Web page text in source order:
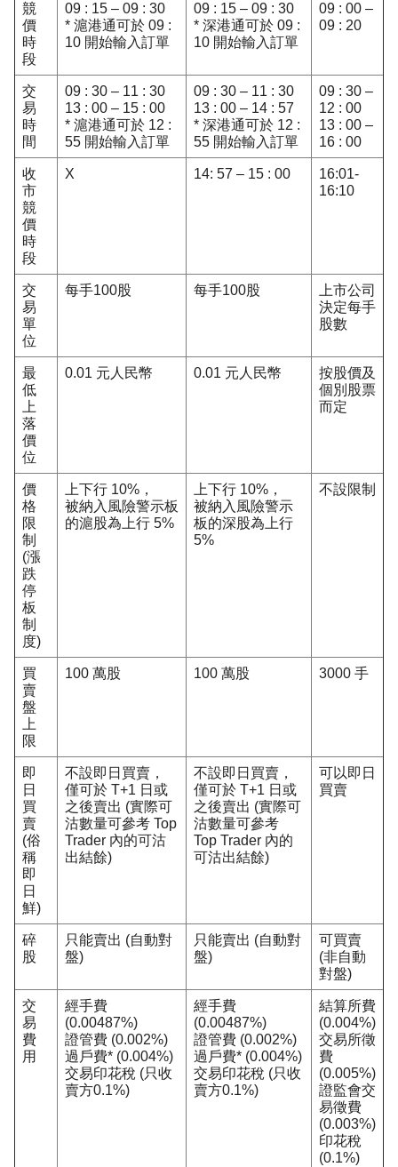
競
價
時
段
09 : 15 – 09 : 30
* 滬港通可於 09 :
10 開始輸入訂單
09 : 15 – 09 : 30
* 深港通可於 09 :
10 開始輸入訂單
09 : 00 –
09 : 20
交
易
時
間
09 : 30 – 11 : 30
13 : 00 – 15 : 00
* 滬港通可於 12 :
55 開始輸入訂單
09 : 30 – 11 : 30
13 : 00 – 14 : 57
* 深港通可於 12 :
55 開始輸入訂單
09 : 30 –
12 : 00
13 : 00 –
16 : 00
收
市
競
價
時
段
X 14: 57 – 15 : 00
16:01-
16:10
交
易
單
位
每手100股 每手100股
上市公司
決定每手
股數
最
低
上
落
價
位
0.01 元人民幣 0.01 元人民幣
按股價及
個別股票
而定
價
格
限
制
(漲
跌
停
板
制
度)
上下行 10%，
被納入風險警示板
的滬股為上行 5%
上下行 10%，
被納入風險警示
板的深股為上行
5%
不設限制
買
賣
盤
上
限
100 萬股 100 萬股 3000 手
即
日
買
賣
(俗
稱
即
日
鮮)
不設即日買賣，
僅可於 T+1 日或
之後賣出 (實際可
沽數量可參考 Top
Trader 內的可沽
出結餘)
不設即日買賣，
僅可於 T+1 日或
之後賣出 (實際可
沽數量可參考
Top Trader 內的
可沽出結餘)
可以即日
買賣
碎
股
只能賣出 (自動對
盤)
只能賣出 (自動對
盤)
可買賣
(非自動
對盤)
交
易
費
用
經手費
(0.00487%)
證管費 (0.002%)
過戶費* (0.004%)
交易印花稅 (只收
賣方0.1%)
經手費
(0.00487%)
證管費 (0.002%)
過戶費* (0.004%)
交易印花稅 (只收
賣方0.1%)
結算所費
(0.004%)
交易所徵
費
(0.005%)
證監會交
易徵費
(0.003%)
印花稅
(0.1%)